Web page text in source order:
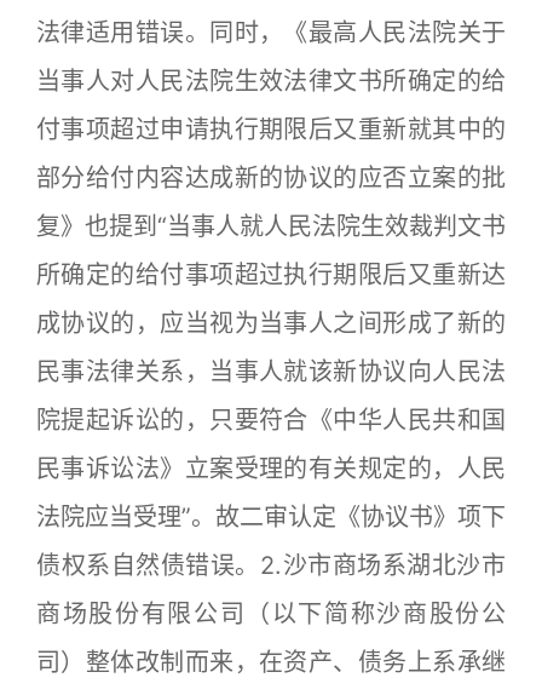
法律适用错误。同时，《最高人民法院关于
当事人对人民法院生效法律文书所确定的给
付事项超过申请执行期限后又重新就其中的
部分给付内容达成新的协议的应否立案的批
复》也提到“当事人就人民法院生效裁判文书
所确定的给付事项超过执行期限后又重新达
成协议的，应当视为当事人之间形成了新的
民事法律关系，当事人就该新协议向人民法
院提起诉讼的，只要符合《中华人民共和国
民事诉讼法》立案受理的有关规定的，人民
法院应当受理”。故二审认定《协议书》项下
债权系自然债错误。2.沙市商场系湖北沙市
商场股份有限公司（以下简称沙商股份公
司）整体改制而来，在资产、债务上系承继